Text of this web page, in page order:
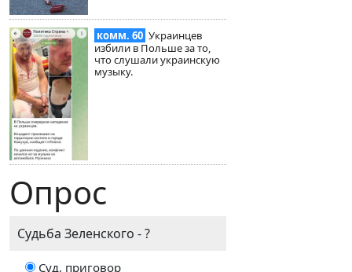
комм. 60 Украинцев
избили в Польше за то,
что слушали украинскую
музыку.
Опрос
Судьба Зеленского - ?
Суд, приговор